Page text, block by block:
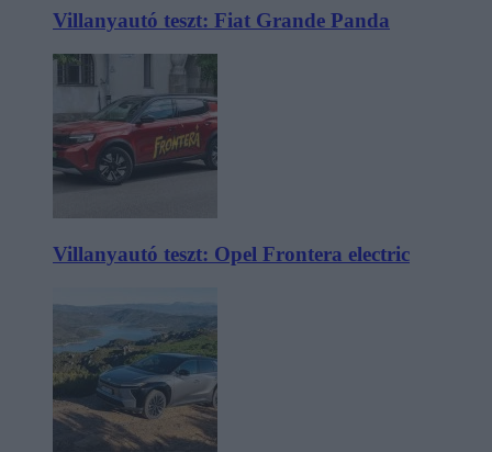
Villanyautó teszt: Fiat Grande Panda
Villanyautó teszt: Opel Frontera electric